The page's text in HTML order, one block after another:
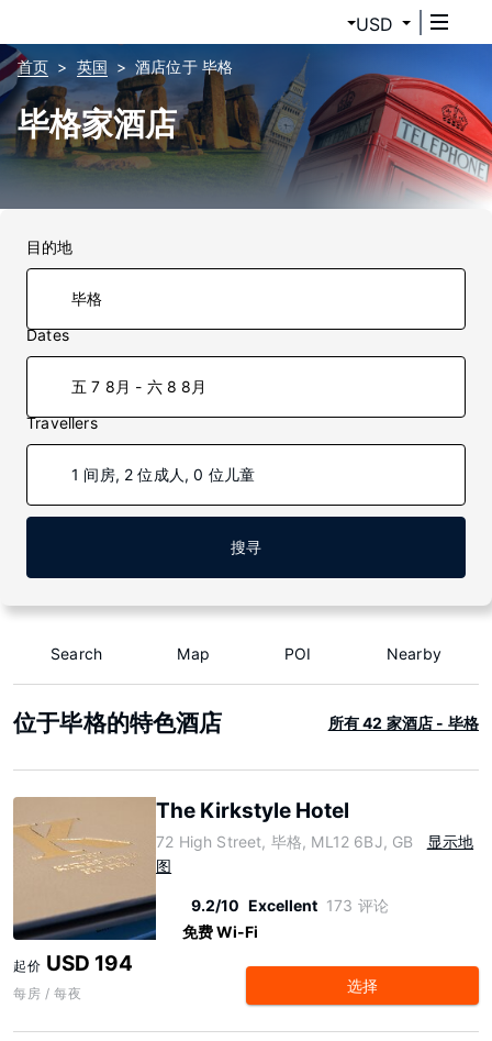
USD
首页 英国 酒店位于 毕格
毕格家酒店
目的地
Dates
五 7 8月 - 六 8 8月
Travellers
1 间房, 2 位成人, 0 位儿童
搜寻
Search Map POI Nearby
位于毕格的特色酒店 所有 42 家酒店 - 毕格
The Kirkstyle Hotel
72 High Street, 毕格, ML12 6BJ, GB
显示地
图
9.2/10 Excellent 173 评论
免费 Wi-Fi
起价 USD 194
每房 / 每夜 选择